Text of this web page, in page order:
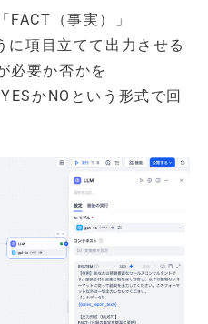
（事実）」
に項目立てて出力させる
必要か否かを
かNOという形式で回